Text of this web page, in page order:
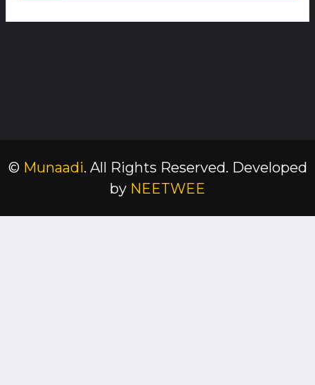
© Munaadi. All Rights Reserved. Developed
by NEETWEE